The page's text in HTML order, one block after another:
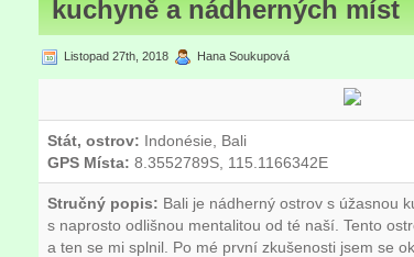
kuchyně a nádherných míst
Listopad 27th, 2018 Hana Soukupová
Stát, ostrov: Indonésie, Bali
GPS Místa: 8.3552789S, 115.1166342E
Stručný popis: Bali je nádherný ostrov s úžasnou
s naprosto odlišnou mentalitou od té naší. Tento
a ten se mi splnil. Po mé první zkušenosti jsem se